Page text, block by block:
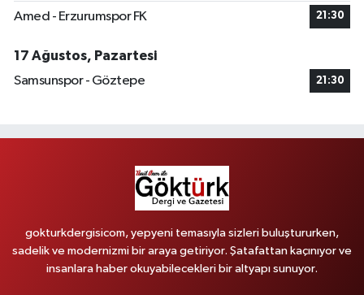
Amed - Erzurumspor FK 21:30
17 Ağustos, Pazartesi
Samsunspor - Göztepe
21:30
gokturkdergisicom, yepyeni temasıyla sizleri buluştururken,
sadelik ve modernizmi bir araya getiriyor. Şatafattan kaçınıyor ve
insanlara haber okuyabilecekleri bir altyapı sunuyor.